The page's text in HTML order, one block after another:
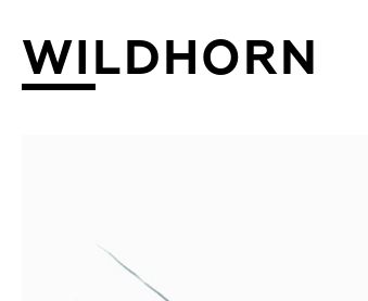
WILDHORN